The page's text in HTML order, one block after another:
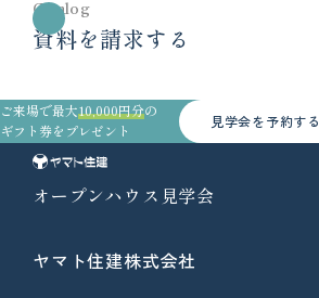
Catalog
資料を請求する
ご来場で最大10,000円分の
ギフト券をプレゼント
見学会を予約する
オープンハウス見学会
ヤマト住建株式会社